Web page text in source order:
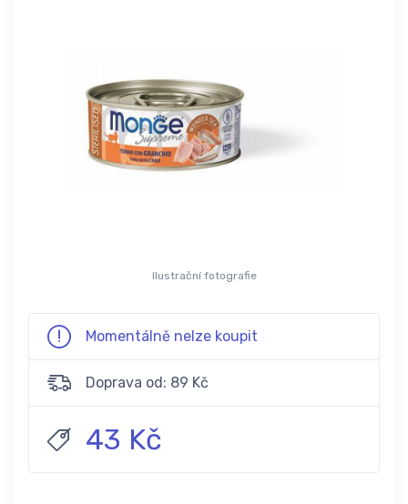
Ilustrační fotografie
Momentálně nelze koupit
Doprava od: 89 Kč
43 Kč